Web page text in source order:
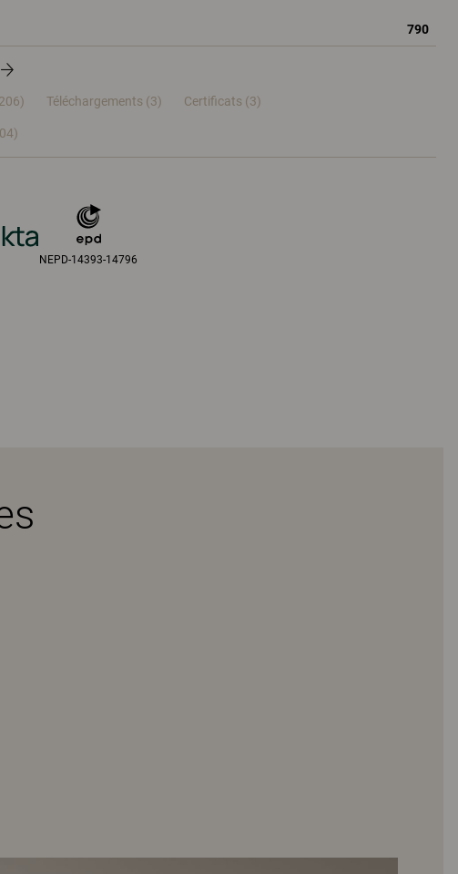
790
Téléchargements (3) Certificats (3)
NEPD-14393-14796